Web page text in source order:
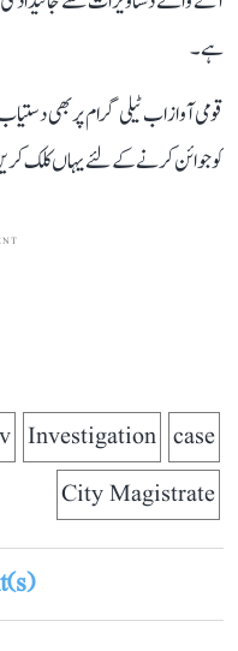
ہے۔
قومی آواز اب ٹیلی گرام پر بھی
کو جوائن کرنے کے لئے یہاں کلک
case
Investigation
City Magistrate